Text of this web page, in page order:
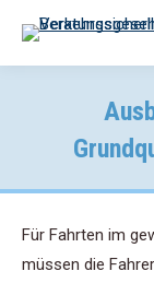
Für Fahrten im
müssen die